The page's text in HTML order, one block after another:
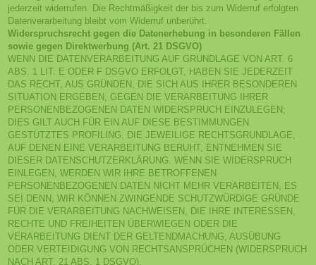
jederzeit widerrufen. Die Rechtmäßigkeit der bis zum Widerruf erfolgten
Datenverarbeitung bleibt vom Widerruf unberührt.
Widerspruchsrecht gegen die Datenerhebung in besonderen Fällen
sowie gegen Direktwerbung (Art. 21 DSGVO)
WENN DIE DATENVERARBEITUNG AUF GRUNDLAGE VON ART. 6
ABS. 1 LIT. E ODER F DSGVO ERFOLGT, HABEN SIE JEDERZEIT
DAS RECHT, AUS GRÜNDEN, DIE SICH AUS IHRER BESONDEREN
SITUATION ERGEBEN, GEGEN DIE VERARBEITUNG IHRER
PERSONENBEZOGENEN DATEN WIDERSPRUCH EINZULEGEN;
DIES GILT AUCH FÜR EIN AUF DIESE BESTIMMUNGEN
GESTÜTZTES PROFILING. DIE JEWEILIGE RECHTSGRUNDLAGE,
AUF DENEN EINE VERARBEITUNG BERUHT, ENTNEHMEN SIE
DIESER DATENSCHUTZERKLÄRUNG. WENN SIE WIDERSPRUCH
EINLEGEN, WERDEN WIR IHRE BETROFFENEN
PERSONENBEZOGENEN DATEN NICHT MEHR VERARBEITEN, ES
SEI DENN, WIR KÖNNEN ZWINGENDE SCHUTZWÜRDIGE GRÜNDE
FÜR DIE VERARBEITUNG NACHWEISEN, DIE IHRE INTERESSEN,
RECHTE UND FREIHEITEN ÜBERWIEGEN ODER DIE
VERARBEITUNG DIENT DER GELTENDMACHUNG, AUSÜBUNG
ODER VERTEIDIGUNG VON RECHTSANSPRÜCHEN (WIDERSPRUCH
NACH ART. 21 ABS. 1 DSGVO).